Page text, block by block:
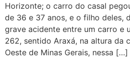
Horizonte; o carro do casal
de 36 e 37 anos, e o filho deles,
grave acidente entre um carro e
262, sentido Araxá, na altura da
Oeste de Minas Gerais, nessa […]